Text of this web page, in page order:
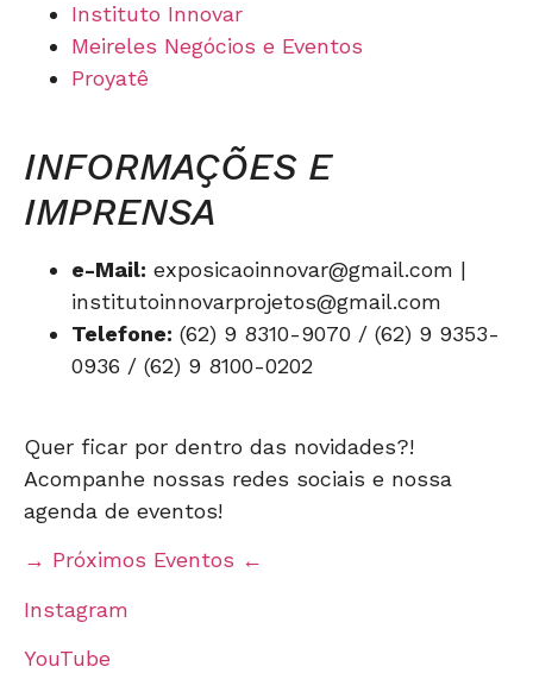
Instituto Innovar
Meireles Negócios e Eventos
Proyatê
INFORMAÇÕES E
IMPRENSA
e-Mail: exposicaoinnovar@gmail.com |
institutoinnovarprojetos@gmail.com
Telefone: (62) 9 8310-9070 / (62) 9 9353-
0936 / (62) 9 8100-0202
Quer ficar por dentro das novidades?!
Acompanhe nossas redes sociais e nossa
agenda de eventos!
→ Próximos Eventos ←
Instagram
YouTube